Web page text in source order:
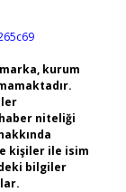
kurum
niteliği
kişiler ile isim
bilgiler